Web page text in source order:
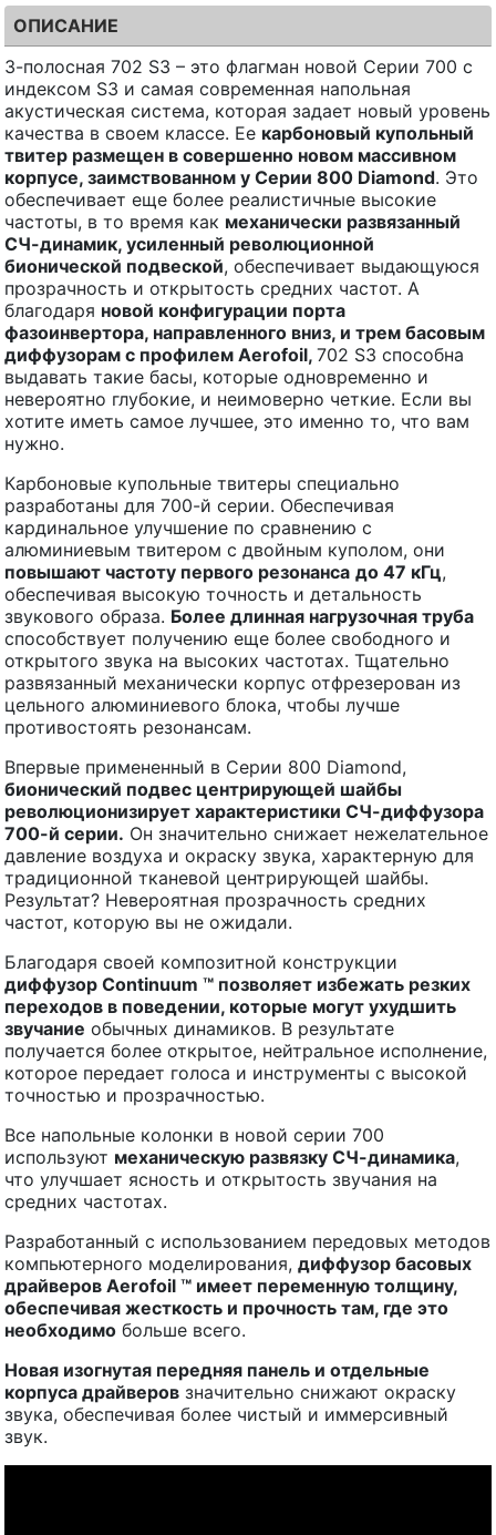
ОПИСАНИЕ
3-полосная 702 S3 – это флагман новой Серии 700 с
индексом S3 и самая современная напольная
акустическая система, которая задает новый уровень
качества в своем классе. Ее карбоновый купольный
твитер размещен в совершенно новом массивном
корпусе, заимствованном у Серии 800 Diamond. Это
обеспечивает еще более реалистичные высокие
частоты, в то время как механически развязанный
СЧ-динамик, усиленный революционной
бионической подвеской, обеспечивает выдающуюся
прозрачность и открытость средних частот. А
благодаря новой конфигурации порта
фазоинвертора, направленного вниз, и трем басовым
диффузорам с профилем Aerofoil, 702 S3 способна
выдавать такие басы, которые одновременно и
невероятно глубокие, и неимоверно четкие. Если вы
хотите иметь самое лучшее, это именно то, что вам
нужно.
Карбоновые купольные твитеры специально
разработаны для 700-й серии. Обеспечивая
кардинальное улучшение по сравнению с
алюминиевым твитером с двойным куполом, они
повышают частоту первого резонанса до 47 кГц,
обеспечивая высокую точность и детальность
звукового образа. Более длинная нагрузочная труба
способствует получению еще более свободного и
открытого звука на высоких частотах. Тщательно
развязанный механически корпус отфрезерован из
цельного алюминиевого блока, чтобы лучше
противостоять резонансам.
Впервые примененный в Серии 800 Diamond,
бионический подвес центрирующей шайбы
революционизирует характеристики СЧ-диффузора
700-й серии. Он значительно снижает нежелательное
давление воздуха и окраску звука, характерную для
традиционной тканевой центрирующей шайбы.
Результат? Невероятная прозрачность средних
частот, которую вы не ожидали.
Благодаря своей композитной конструкции
диффузор Continuum ™ позволяет избежать резких
переходов в поведении, которые могут ухудшить
звучание обычных динамиков. В результате
получается более открытое, нейтральное исполнение,
которое передает голоса и инструменты с высокой
точностью и прозрачностью.
Все напольные колонки в новой серии 700
используют механическую развязку СЧ-динамика,
что улучшает ясность и открытость звучания на
средних частотах.
Разработанный с использованием передовых методов
компьютерного моделирования, диффузор басовых
драйверов Aerofoil ™ имеет переменную толщину,
обеспечивая жесткость и прочность там, где это
необходимо больше всего.
Новая изогнутая передняя панель и отдельные
корпуса драйверов значительно снижают окраску
звука, обеспечивая более чистый и иммерсивный
звук.